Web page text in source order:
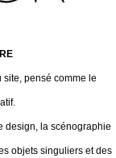
pensé comme le
design, la scénographie
objets singuliers et des